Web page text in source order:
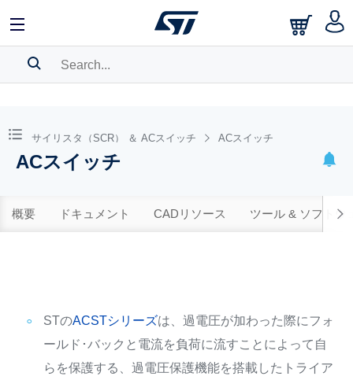
BOOKMARK
Please log into show your saved searches.
サイリスタ（SCR） ＆ ACスイッチ ACスイッチ
ACスイッチ
概要 ドキュメント CADリソース ツール & ソフトウ
STのACSTシリーズは、過電圧が加わった際にフォ
ールド･バックと電流を負荷に流すことによって自
らを保護する、過電圧保護機能を搭載したトライア